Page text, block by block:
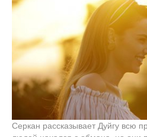
Серкан рассказывает Дуйгу всю